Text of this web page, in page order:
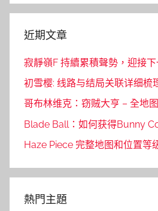
近期文章
寂靜嶺F 持續累積聲勢，迎接
初雪樱: 线路与结局关联详细梳
哥布林维克：窃贼大亨 – 全地
Blade Ball：如何获得Bunny
Haze Piece 完整地图和位置等
熱門主題